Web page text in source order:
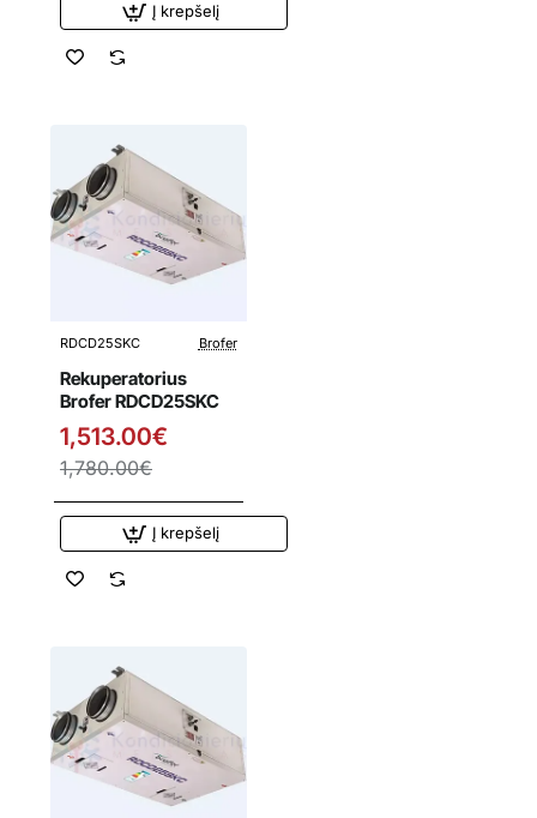
Į krepšelį
Išpardavimas
RDCD25SKC Brofer
Rekuperatorius
Brofer RDCD25SKC
1,513.00€
1,780.00€
Į krepšelį